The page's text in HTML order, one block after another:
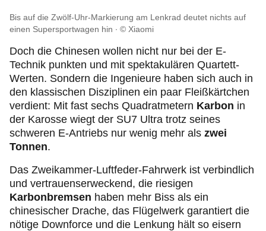
Bis auf die Zwölf-Uhr-Markierung am Lenkrad deutet nichts auf
einen Supersportwagen hin
© Xiaomi
Doch die Chinesen wollen nicht nur bei der E-
Technik punkten und mit spektakulären Quartett-
Werten. Sondern die Ingenieure haben sich auch in
den klassischen Disziplinen ein paar Fleißkärtchen
verdient: Mit fast sechs Quadratmetern Karbon in
der Karosse wiegt der SU7 Ultra trotz seines
schweren E-Antriebs nur wenig mehr als zwei
Tonnen.
Das Zweikammer-Luftfeder-Fahrwerk ist verbindlich
und vertrauenserweckend, die riesigen
Karbonbremsen haben mehr Biss als ein
chinesischer Drache, das Flügelwerk garantiert die
nötige Downforce und die Lenkung hält so eisern